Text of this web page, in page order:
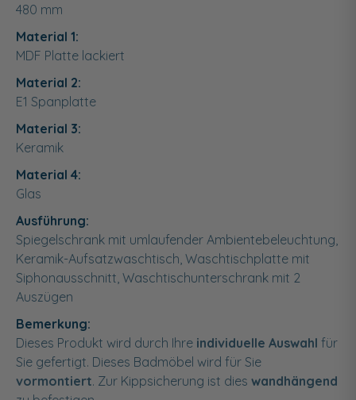
480 mm
Material 1:
MDF Platte lackiert
Material 2:
E1 Spanplatte
Material 3:
Keramik
Material 4:
Glas
Ausführung:
Spiegelschrank mit umlaufender Ambientebeleuchtung,
Keramik-Aufsatzwaschtisch, Waschtischplatte mit
Siphonausschnitt, Waschtischunterschrank mit 2
Auszügen
Bemerkung:
Dieses Produkt wird durch Ihre individuelle Auswahl für
Sie gefertigt. Dieses Badmöbel wird für Sie
vormontiert. Zur Kippsicherung ist dies wandhängend